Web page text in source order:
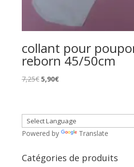
collant pour
reborn 45/50cm
7,25€ Le
7,25€.
5,90€Le
5,90€.
Powered by
Translate
Catégories de produits